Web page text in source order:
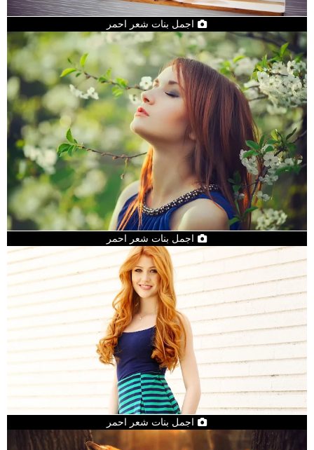
اجمل بنات شعر احمر
اجمل بنات شعر احمر
اجمل بنات شعر احمر